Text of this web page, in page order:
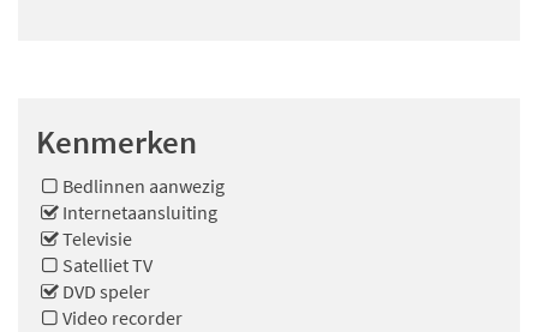
Kenmerken
Bedlinnen aanwezig
Internetaansluiting
Televisie
Satelliet TV
DVD speler
Video recorder